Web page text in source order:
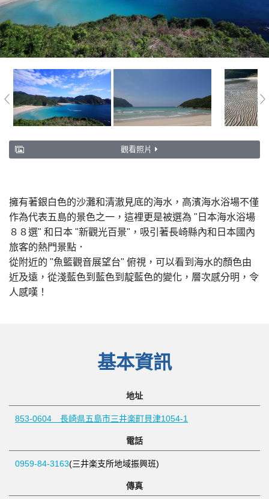
觀看照片
擁有著銀白色的沙灘和清澈見底的海水，高濱海水浴場不僅
作為代表五島的景色之一，這裡更是被選為 "日本海水浴場
８８選" 和日本 "新觀光百景"，吸引著長崎縣內和日本國內
旅客的熱門景點．
從附近的 "魚籃觀音展望台" 俯視，可以看到海水的顏色由
近及遠，從淺藍色到藍色到靛藍色的變化，層次感分明，令
人感嘆！
基本資訊
地址
853-0604 長崎県五島市三井楽町貝津1054-1
電話
0959-84-3163(三井楽支所地域振興班)
傳真